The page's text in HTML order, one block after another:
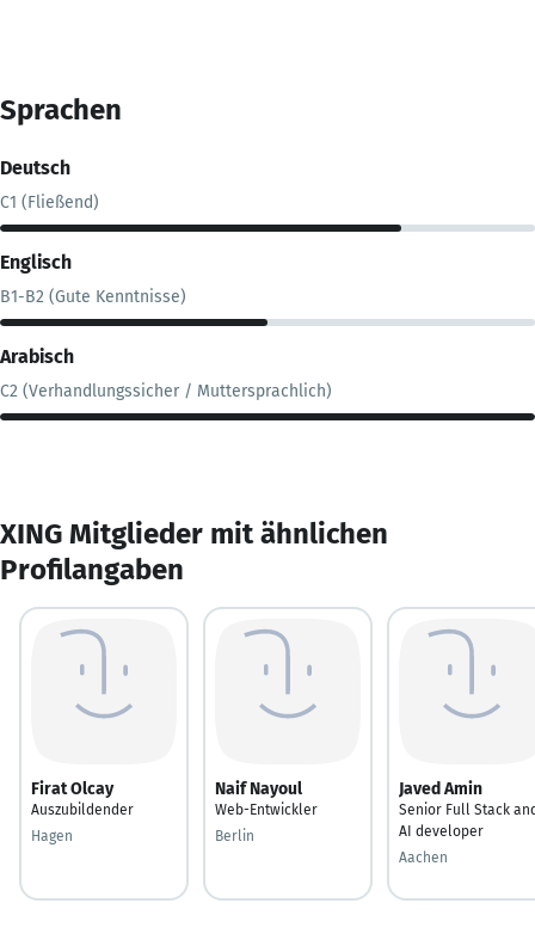
Sprachen
Deutsch
C1 (Fließend)
Englisch
B1-B2 (Gute Kenntnisse)
Arabisch
C2 (Verhandlungssicher / Muttersprachlich)
XING Mitglieder mit ähnlichen
Profilangaben
Firat Olcay
Auszubildender
Hagen
Naif Nayoul
Web-Entwickler
Berlin
Javed Amin
Senior Full Stack
AI developer
Aachen